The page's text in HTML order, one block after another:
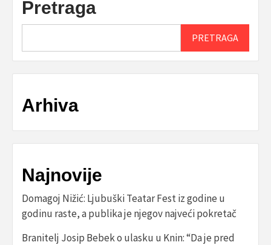
Pretraga
PRETRAGA
Arhiva
Najnovije
Domagoj Nižić: Ljubuški Teatar Fest iz godine u
godinu raste, a publika je njegov najveći pokretač
Branitelj Josip Bebek o ulasku u Knin: “Da je pred